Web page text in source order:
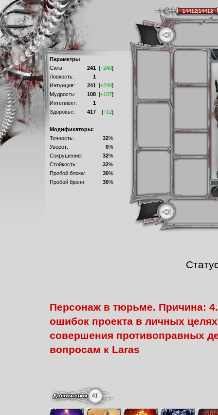
Параметры
Сила:
241 [+240]
Ловкость:
1
Интуиция:
241 [+240]
Мудрость:
108 [+107]
Интеллект:
1
Здоровье:
417 [+12]
Модификаторы:
Точность:
32%
Уворот:
0%
Сокрушение:
32%
Стойкость:
32%
Пробой блока:
30%
Пробой брони:
30%
Персонаж в тюрьме. Причина:
ошибок проекта в личных
совершения противоправных
вопросам к Laras
41
14412|14412